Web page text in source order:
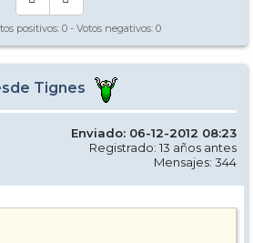
positivos: 0 - Votos negativos: 0
Tignes
Enviado: 06-12-2012 08:23
Registrado: 13 años antes
Mensajes: 344